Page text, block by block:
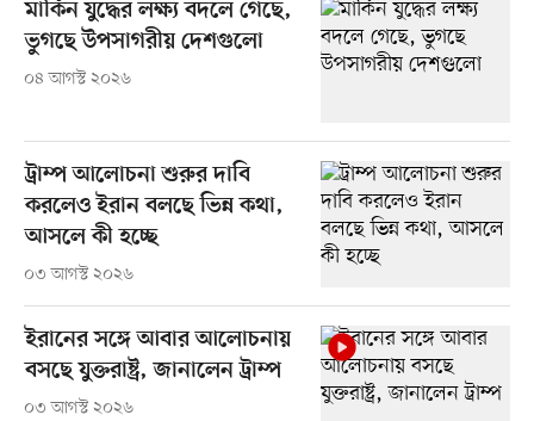
মার্কিন যুদ্ধের লক্ষ্য বদলে গেছে,
ভুগছে উপসাগরীয় দেশগুলো
০৪ আগস্ট ২০২৬
ট্রাম্প আলোচনা শুরুর দাবি
করলেও ইরান বলছে ভিন্ন কথা,
আসলে কী হচ্ছে
০৩ আগস্ট ২০২৬
ইরানের সঙ্গে আবার আলোচনায়
বসছে যুক্তরাষ্ট্র, জানালেন ট্রাম্প
০৩ আগস্ট ২০২৬